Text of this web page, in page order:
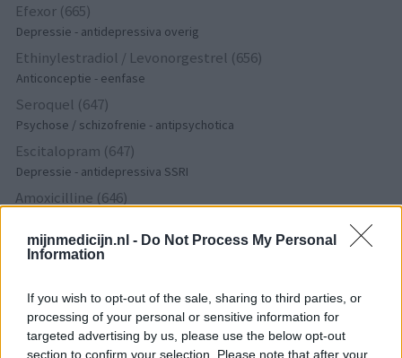
mijnmedicijn.nl - Do Not Process My Personal
Information
If you wish to opt-out of the sale, sharing to third parties, or
processing of your personal or sensitive information for
targeted advertising by us, please use the below opt-out
section to confirm your selection. Please note that after your
Efexor (665)
Depressie - antidepressiva overig
Ethinylestradiol / Levonorgestrel (656)
Anticonceptie - eenfase
Seroquel (647)
Psychose / schizofrenie - antipsychotica
Escitalopram (647)
Depressie - antidepressiva SSRI
Amoxicilline (646)
Wellbutrin XR (646)
Verslavingsziekten
Metformine (620)
Diabetes (suikerziekte) - orale middelen
Implanon (hormoonimplantaat) (584)